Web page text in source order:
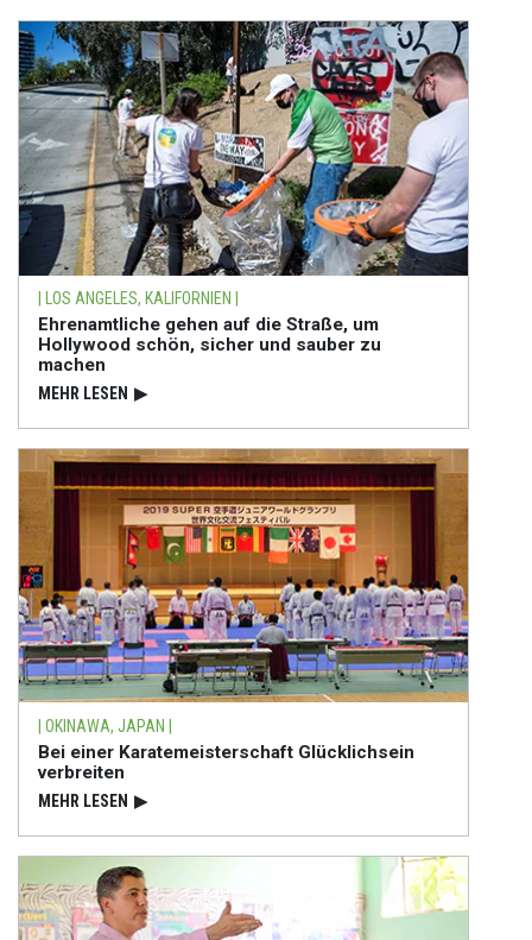
| LOS ANGELES, KALIFORNIEN |
Ehrenamtliche gehen auf die Straße, um
Hollywood schön, sicher und sauber zu
machen
MEHR LESEN ▶
| OKINAWA, JAPAN |
Bei einer Karatemeisterschaft Glücklichsein
verbreiten
MEHR LESEN ▶